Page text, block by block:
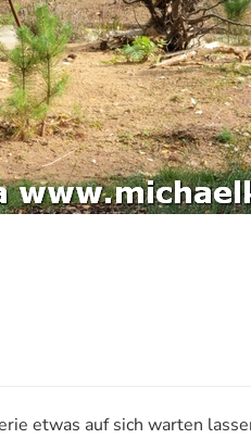
etwas auf sich warten